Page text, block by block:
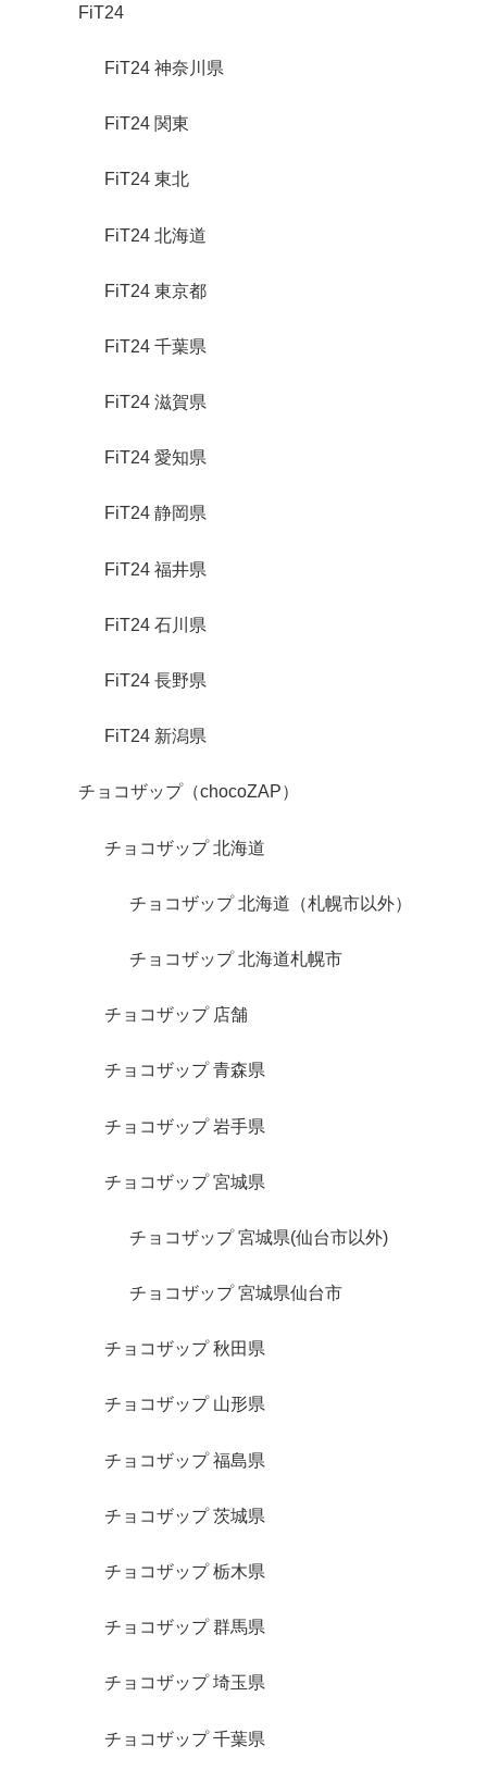
FiT24
FiT24 神奈川県
FiT24 関東
FiT24 東北
FiT24 北海道
FiT24 東京都
FiT24 千葉県
FiT24 滋賀県
FiT24 愛知県
FiT24 静岡県
FiT24 福井県
FiT24 石川県
FiT24 長野県
FiT24 新潟県
チョコザップ（chocoZAP）
チョコザップ 北海道
チョコザップ 北海道（札幌市以外）
チョコザップ 北海道札幌市
チョコザップ 店舗
チョコザップ 青森県
チョコザップ 岩手県
チョコザップ 宮城県
チョコザップ 宮城県(仙台市以外)
チョコザップ 宮城県仙台市
チョコザップ 秋田県
チョコザップ 山形県
チョコザップ 福島県
チョコザップ 茨城県
チョコザップ 栃木県
チョコザップ 群馬県
チョコザップ 埼玉県
チョコザップ 千葉県